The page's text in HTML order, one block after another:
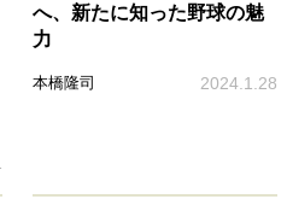
へ、新たに知った野球の魅
力
本橋隆司 2024.1.28